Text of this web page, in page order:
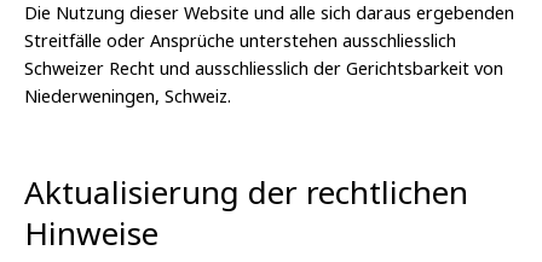
Die Nutzung dieser Website und alle sich daraus ergebenden
Streitfälle oder Ansprüche unterstehen ausschliesslich
Schweizer Recht und ausschliesslich der Gerichtsbarkeit von
Niederweningen, Schweiz.
Aktualisierung der rechtlichen
Hinweise